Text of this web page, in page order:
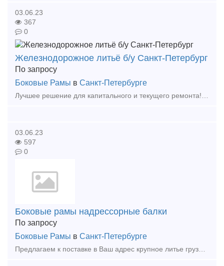
03.06.23
367
0
Железнодорожное литьё б/у Санкт-Петербург
По запросу
Боковые Рамы в Санкт-Петербурге
Лучшее решение для капитального и текущего ремонта! Железнодорожное литьё: Боковые рамы 2000-2004г. (освид) 40 шт. Надрессорные балки 2007г. (осв) 3 шт. Надрессорные балки 20
03.06.23
597
0
Боковые рамы надрессорные балки
По запросу
Боковые Рамы в Санкт-Петербурге
Предлагаем к поставке в Ваш адрес крупное литье грузовых вагонов. Конкретно: Рамы боковые как новые, так и более старые, ремпригодные и освидетельствованные Надрессорные балки новые и б/